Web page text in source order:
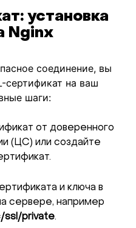
установка
Nginx
соединение, вы
сертификат на ваш
шаги:
от доверенного
(ЦС) или создайте
и ключа в
сервере, например
ssl/private.